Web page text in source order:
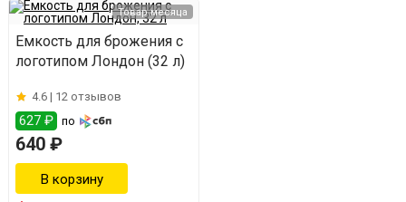
Товар месяца
Емкость для брожения с
логотипом Лондон (32 л)
4.6 | 12 отзывов
627 ₽ по
640 ₽